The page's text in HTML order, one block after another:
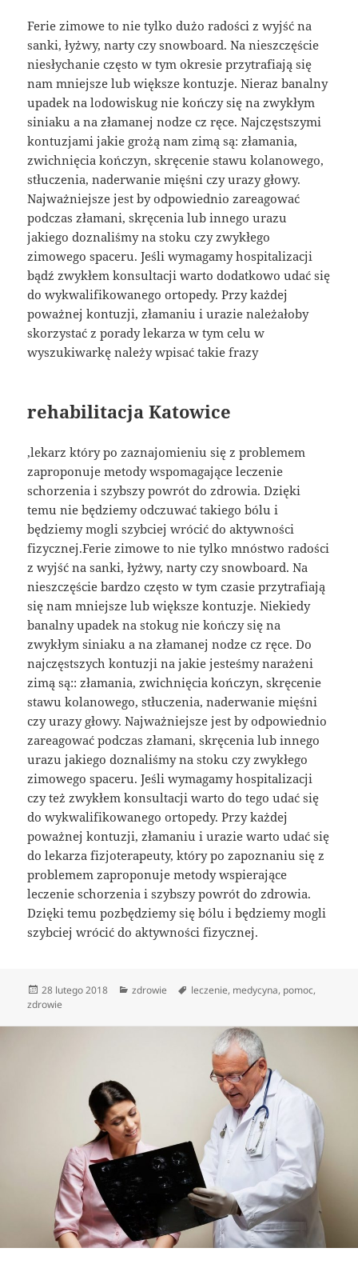
Ferie zimowe to nie tylko dużo radości z wyjść na
sanki, łyżwy, narty czy snowboard. Na nieszczęście
niesłychanie często w tym okresie przytrafiają się
nam mniejsze lub większe kontuzje. Nieraz banalny
upadek na lodowiskug nie kończy się na zwykłym
siniaku a na złamanej nodze cz ręce. Najczęstszymi
kontuzjami jakie grożą nam zimą są: złamania,
zwichnięcia kończyn, skręcenie stawu kolanowego,
stłuczenia, naderwanie mięśni czy urazy głowy.
Najważniejsze jest by odpowiednio zareagować
podczas złamani, skręcenia lub innego urazu
jakiego doznaliśmy na stoku czy zwykłego
zimowego spaceru. Jeśli wymagamy hospitalizacji
bądź zwykłem konsultacji warto dodatkowo udać się
do wykwalifikowanego ortopedy. Przy każdej
poważnej kontuzji, złamaniu i urazie należałoby
skorzystać z porady lekarza w tym celu w
wyszukiwarkę należy wpisać takie frazy
rehabilitacja Katowice
,lekarz który po zaznajomieniu się z problemem
zaproponuje metody wspomagające leczenie
schorzenia i szybszy powrót do zdrowia. Dzięki
temu nie będziemy odczuwać takiego bólu i
będziemy mogli szybciej wrócić do aktywności
fizycznej.Ferie zimowe to nie tylko mnóstwo radości
z wyjść na sanki, łyżwy, narty czy snowboard. Na
nieszczęście bardzo często w tym czasie przytrafiają
się nam mniejsze lub większe kontuzje. Niekiedy
banalny upadek na stokug nie kończy się na
zwykłym siniaku a na złamanej nodze cz ręce. Do
najczęstszych kontuzji na jakie jesteśmy narażeni
zimą są:: złamania, zwichnięcia kończyn, skręcenie
stawu kolanowego, stłuczenia, naderwanie mięśni
czy urazy głowy. Najważniejsze jest by odpowiednio
zareagować podczas złamani, skręcenia lub innego
urazu jakiego doznaliśmy na stoku czy zwykłego
zimowego spaceru. Jeśli wymagamy hospitalizacji
czy też zwykłem konsultacji warto do tego udać się
do wykwalifikowanego ortopedy. Przy każdej
poważnej kontuzji, złamaniu i urazie warto udać się
do lekarza fizjoterapeuty, który po zapoznaniu się z
problemem zaproponuje metody wspierające
leczenie schorzenia i szybszy powrót do zdrowia.
Dzięki temu pozbędziemy się bólu i będziemy mogli
szybciej wrócić do aktywności fizycznej.
Data
publikacji
28 lutego 2018 Kategorie
zdrowie Tagi
leczenie, medycyna, pomoc,
zdrowie